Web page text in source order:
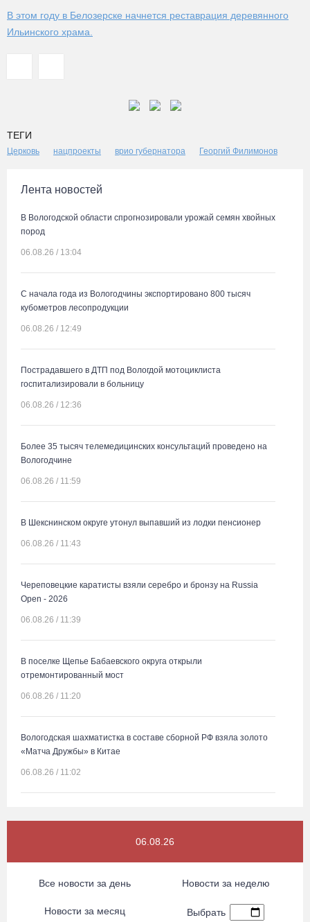
В этом году в Белозерске начнется реставрация деревянного
Ильинского храма.
ТЕГИ
Церковь нацпроекты врио губернатора Георгий Филимонов
Лента новостей
В Вологодской области спрогнозировали урожай семян хвойных
пород
06.08.26 / 13:04
С начала года из Вологодчины экспортировано 800 тысяч
кубометров лесопродукции
06.08.26 / 12:49
Пострадавшего в ДТП под Вологдой мотоциклиста
госпитализировали в больницу
06.08.26 / 12:36
Более 35 тысяч телемедицинских консультаций проведено на
Вологодчине
06.08.26 / 11:59
В Шекснинском округе утонул выпавший из лодки пенсионер
06.08.26 / 11:43
Череповецкие каратисты взяли серебро и бронзу на Russia
Open - 2026
06.08.26 / 11:39
В поселке Щепье Бабаевского округа открыли
отремонтированный мост
06.08.26 / 11:20
Вологодская шахматистка в составе сборной РФ взяла золото
«Матча Дружбы» в Китае
06.08.26 / 11:02
В Вологде пресечена деятельность очередной точки
06.08.26
Все новости за день Новости за неделю
Новости за месяц Выбрать